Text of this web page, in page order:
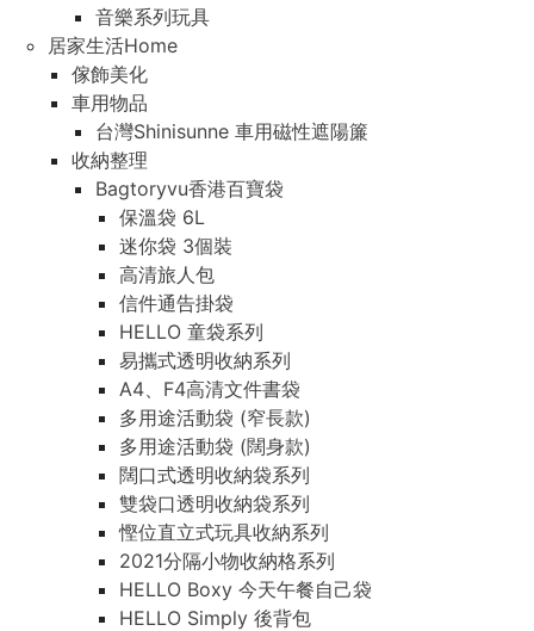
音樂系列玩具
居家生活Home
傢飾美化
車用物品
台灣Shinisunne 車用磁性遮陽簾
收納整理
Bagtoryvu香港百寶袋
保溫袋 6L
迷你袋 3個裝
高清旅人包
信件通告掛袋
HELLO 童袋系列
易攜式透明收納系列
A4、F4高清文件書袋
多用途活動袋 (窄長款)
多用途活動袋 (闊身款)
闊口式透明收納袋系列
雙袋口透明收納袋系列
慳位直立式玩具收納系列
2021分隔小物收納格系列
HELLO Boxy 今天午餐自己袋
HELLO Simply 後背包